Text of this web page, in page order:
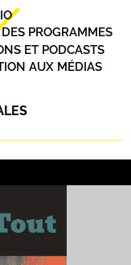
PROGRAMMES
ET PODCASTS
AUX MÉDIAS